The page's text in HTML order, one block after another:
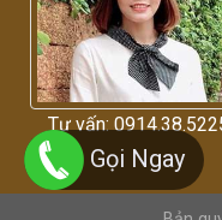
Tư vấn:
Gọi Ngay